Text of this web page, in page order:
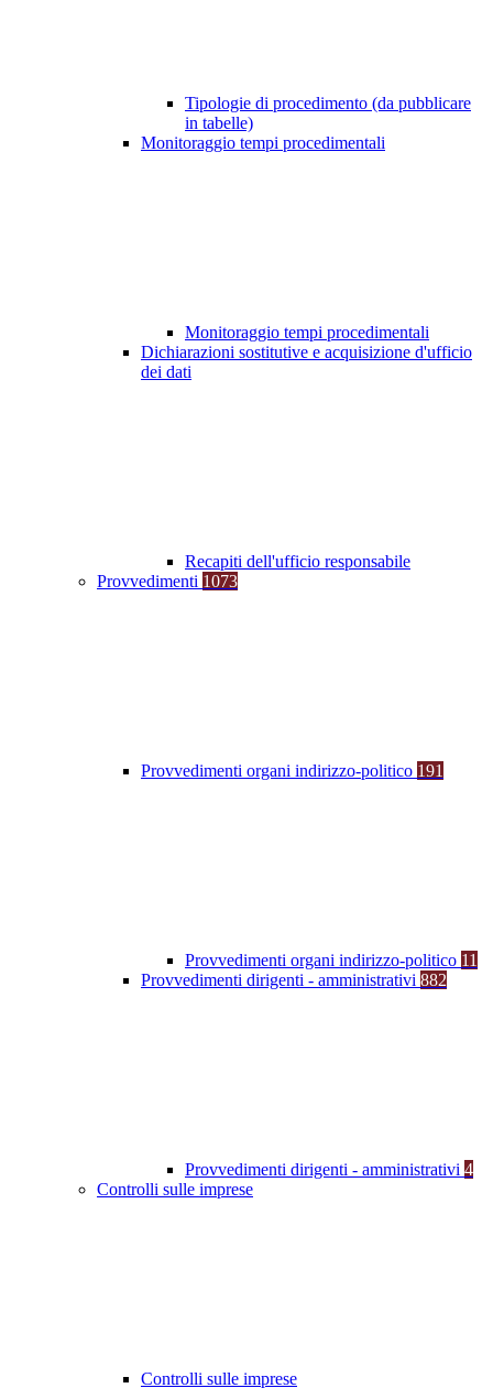
Tipologie di procedimento (da pubblicare
in tabelle)
Monitoraggio tempi procedimentali
Monitoraggio tempi procedimentali
Dichiarazioni sostitutive e acquisizione d'ufficio
dei dati
Recapiti dell'ufficio responsabile
Provvedimenti 1073
Provvedimenti organi indirizzo-politico 191
Provvedimenti organi indirizzo-politico 11
Provvedimenti dirigenti - amministrativi 882
Provvedimenti dirigenti - amministrativi 4
Controlli sulle imprese
Controlli sulle imprese